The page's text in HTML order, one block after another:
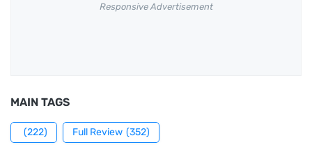
Responsive Advertisement
MAIN TAGS
(222) Full Review (352)